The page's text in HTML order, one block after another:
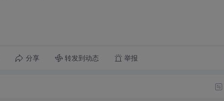
分享 转发到动态 举报